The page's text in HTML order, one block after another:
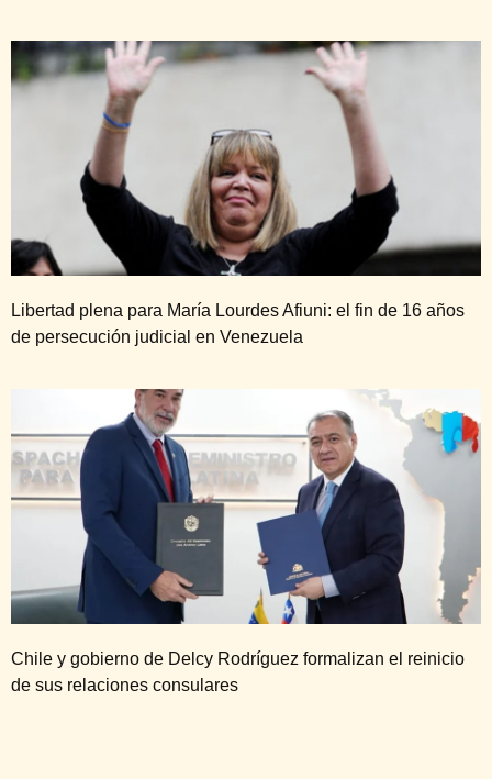
Libertad plena para María Lourdes Afiuni: el fin de 16 años
de persecución judicial en Venezuela
Chile y gobierno de Delcy Rodríguez formalizan el reinicio
de sus relaciones consulares